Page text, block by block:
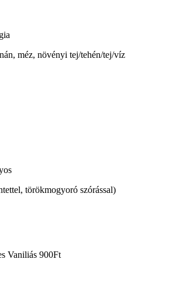
méz, növényi tej/tehén/tej/víz
törökmogyoró szórással)
Vaniliás 900Ft